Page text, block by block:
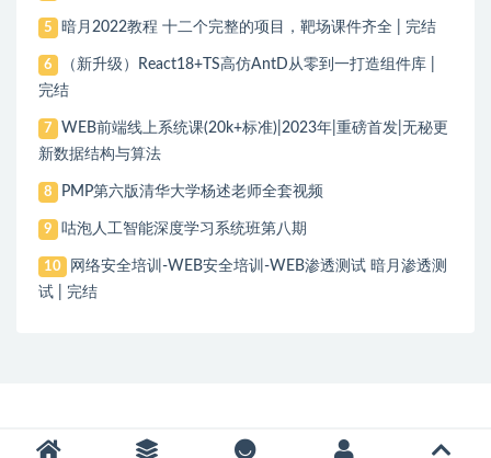
5 暗月2022教程 十二个完整的项目，靶场课件齐全 | 完结
6
（新升级）React18+TS高仿AntD从零到一打造组件库 |
完结
7
WEB前端线上系统课(20k+标准)|2023年|重磅首发|无秘更
新数据结构与算法
8 PMP第六版清华大学杨述老师全套视频
9 咕泡人工智能深度学习系统班第八期
10
网络安全培训-WEB安全培训-WEB渗透测试 暗月渗透测
试 | 完结